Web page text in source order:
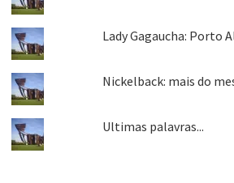
Lady Gagaucha: Porto
Nickelback: mais do
Ultimas palavras...